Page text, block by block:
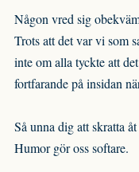
Någon vred sig
Trots att det var vi som
inte om alla tyckte att
fortfarande på insidan
Så unna dig att skratta
Humor gör oss softare.